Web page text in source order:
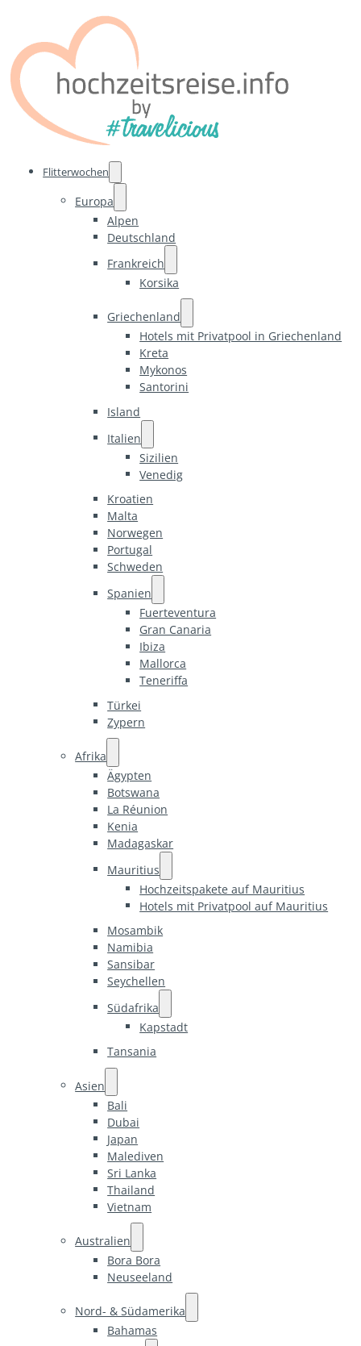
Flitterwochen
Europa
Alpen
Deutschland
Frankreich
Korsika
Griechenland
Hotels mit Privatpool in Griechenland
Kreta
Mykonos
Santorini
Island
Italien
Sizilien
Venedig
Kroatien
Malta
Norwegen
Portugal
Schweden
Spanien
Fuerteventura
Gran Canaria
Ibiza
Mallorca
Teneriffa
Türkei
Zypern
Afrika
Ägypten
Botswana
La Réunion
Kenia
Madagaskar
Mauritius
Hochzeitspakete auf Mauritius
Hotels mit Privatpool auf Mauritius
Mosambik
Namibia
Sansibar
Seychellen
Südafrika
Kapstadt
Tansania
Asien
Bali
Dubai
Japan
Malediven
Sri Lanka
Thailand
Vietnam
Australien
Bora Bora
Neuseeland
Nord- & Südamerika
Bahamas